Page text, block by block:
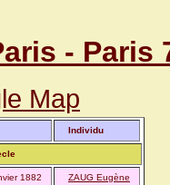
- Paris
Map
Individu
1882 ZAUG Eugène